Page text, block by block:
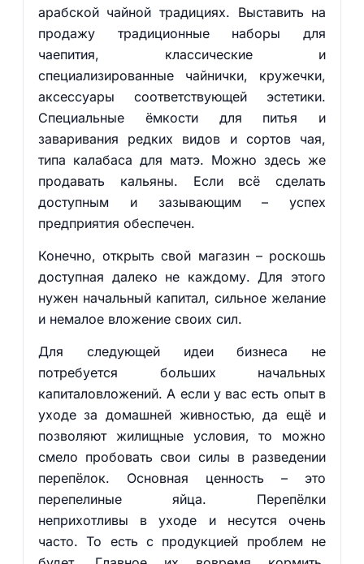
арабской чайной традициях. Выставить на
продажу традиционные наборы для
чаепития, классические и
специализированные чайнички, кружечки,
аксессуары соответствующей эстетики.
Специальные ёмкости для питья и
заваривания редких видов и сортов чая,
типа калабаса для матэ. Можно здесь же
продавать кальяны. Если всё сделать
доступным и зазывающим – успех
предприятия обеспечен.
Конечно, открыть свой магазин – роскошь
доступная далеко не каждому. Для этого
нужен начальный капитал, сильное желание
и немалое вложение своих сил.
Для следующей идеи бизнеса не
потребуется больших начальных
капиталовложений. А если у вас есть опыт в
уходе за домашней живностью, да ещё и
позволяют жилищные условия, то можно
смело пробовать свои силы в разведении
перепёлок. Основная ценность – это
перепелиные яйца. Перепёлки
неприхотливы в уходе и несутся очень
часто. То есть с продукцией проблем не